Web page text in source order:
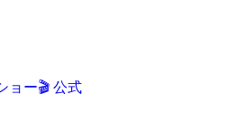
ョー🎬 公式